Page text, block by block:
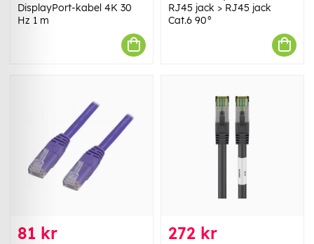
DisplayPort-kabel 4K 30
Hz 1 m
RJ45 jack > RJ45 jack
Cat.6 90°
81 kr 272 kr